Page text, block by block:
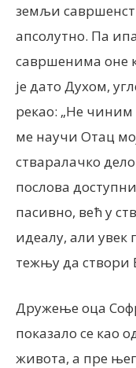
земљи
апсолутно. Па
савршенима оне
је дато Духом,
рекао: „Не
ме научи Отац
стваралачко
послова
пасивно, већ у
идеалу, али увек
тежњу да створи
Дружење оца
показало се као
живота, а пре